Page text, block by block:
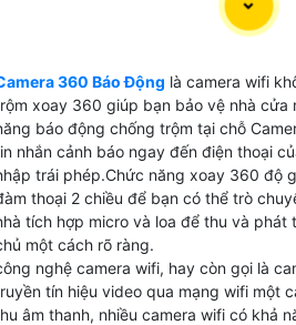
việc giám sát an ninh tại nhà
khả năng kết nối không dây và
động xung quanh. Thậm chí
Độngvẫn cho hình ảnh màu
dõi mọi sự kiện một cách rõ
bị giám sát thông thường
còn có khả năng đàm
tiếp trực tiếp với người ở trong
phát hiện có sự đột nhập,
tại chỗ bằng còi và đèn xanh
360 Báo Động là camera wifi
xoay 360 giúp bạn bảo vệ nhà cửa
báo động chống trộm tại chỗ
nhắn cảnh báo ngay đến điện thoại
trái phép.Chức năng xoay 360 độ
thoại 2 chiều để bạn có thể trò
tích hợp micro và loa để thu và phát
một cách rõ ràng.
nghệ camera wifi, hay còn gọi là
tín hiệu video qua mạng wifi một
âm thanh, nhiều camera wifi có khả